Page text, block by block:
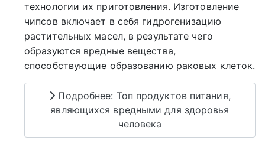
технологии их приготовления. Изготовление
чипсов включает в себя гидрогенизацию
растительных масел, в результате чего
образуются вредные вещества,
способствующие образованию раковых клеток.
Подробнее: Топ продуктов питания,
являющихся вредными для здоровья
человека